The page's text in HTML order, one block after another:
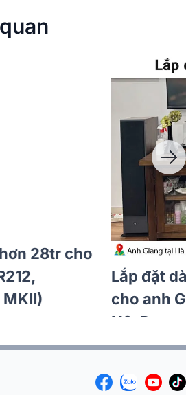
Denon hơn 28tr cho
DP-R212,
SW612 MKII)